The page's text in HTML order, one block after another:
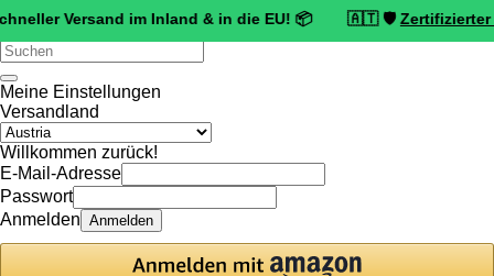
im Inland & in die EU! 📦 🇦🇹 🛡️ Zertifizierter Trusted
Verwende
die
oben
und
unten,
um
das
Ergebnis
auszuwählen.
Meine Einstellungen
Versandland
Willkommen zurück!
E-Mail-Adresse
Passwort
Anmelden Anmelden